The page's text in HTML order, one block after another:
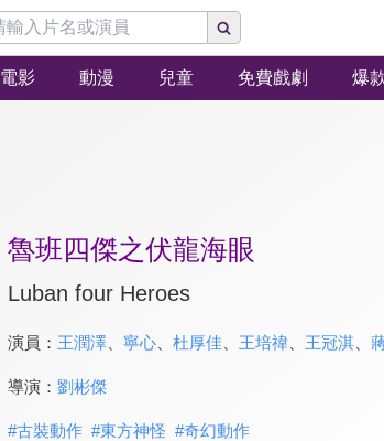
電影 動漫 兒童 免費戲劇 爆
魯班四傑之伏龍海眼
Luban four Heroes
演員： 王潤澤、 寧心、 杜厚佳 王培禕、 王冠淇、
導演： 劉彬傑
#古裝動作 #東方神怪 #奇幻動作